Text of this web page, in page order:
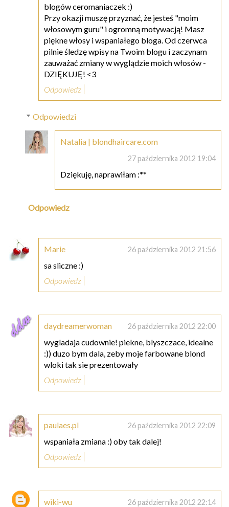
blogów ceromaniaczek :)
Przy okazji muszę przyznać, że jesteś "moim
włosowym guru" i ogromną motywacją! Masz
piękne włosy i wspaniałego bloga. Od czerwca
pilnie śledzę wpisy na Twoim blogu i zaczynam
zauważać zmiany w wyglądzie moich włosów -
DZIĘKUJĘ! <3
Odpowiedz
Odpowiedzi
Natalia | blondhaircare.com
27 października 2012 19:04
Dziękuję, naprawiłam :**
Odpowiedz
Marie 26 października 2012 21:56
sa sliczne :)
Odpowiedz
daydreamerwoman 26 października 2012 22:00
wygladaja cudownie! piekne, blyszczace, idealne
:)) duzo bym dala, zeby moje farbowane blond
wloki tak sie prezentowały
Odpowiedz
paulaes.pl 26 października 2012 22:09
wspaniała zmiana :) oby tak dalej!
Odpowiedz
wiki-wu 26 października 2012 22:14